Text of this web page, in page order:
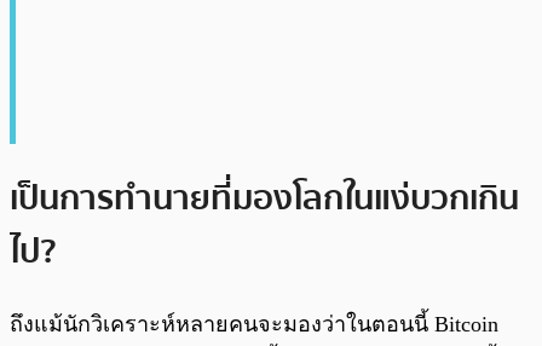
เป็นการทำนายที่มองโลกในแง่บวกเกิน
ไป?
ถึงแม้นักวิเคราะห์หลายคนจะมองว่าในตอนนี้ Bitcoin